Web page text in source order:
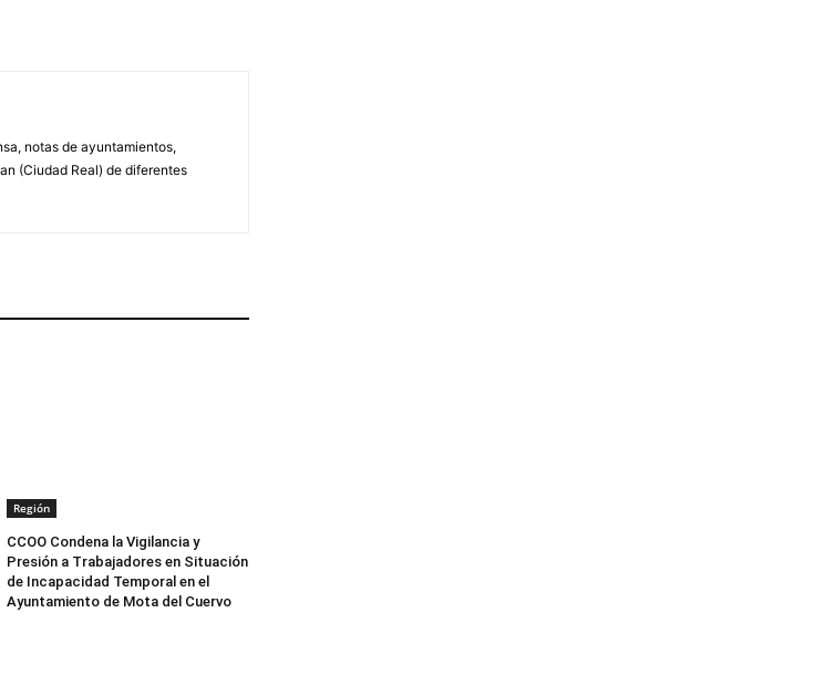
notas de ayuntamientos,
(Ciudad Real) de diferentes
Región
CCOO Condena la Vigilancia y
Presión a Trabajadores en Situación
de Incapacidad Temporal en el
Ayuntamiento de Mota del Cuervo